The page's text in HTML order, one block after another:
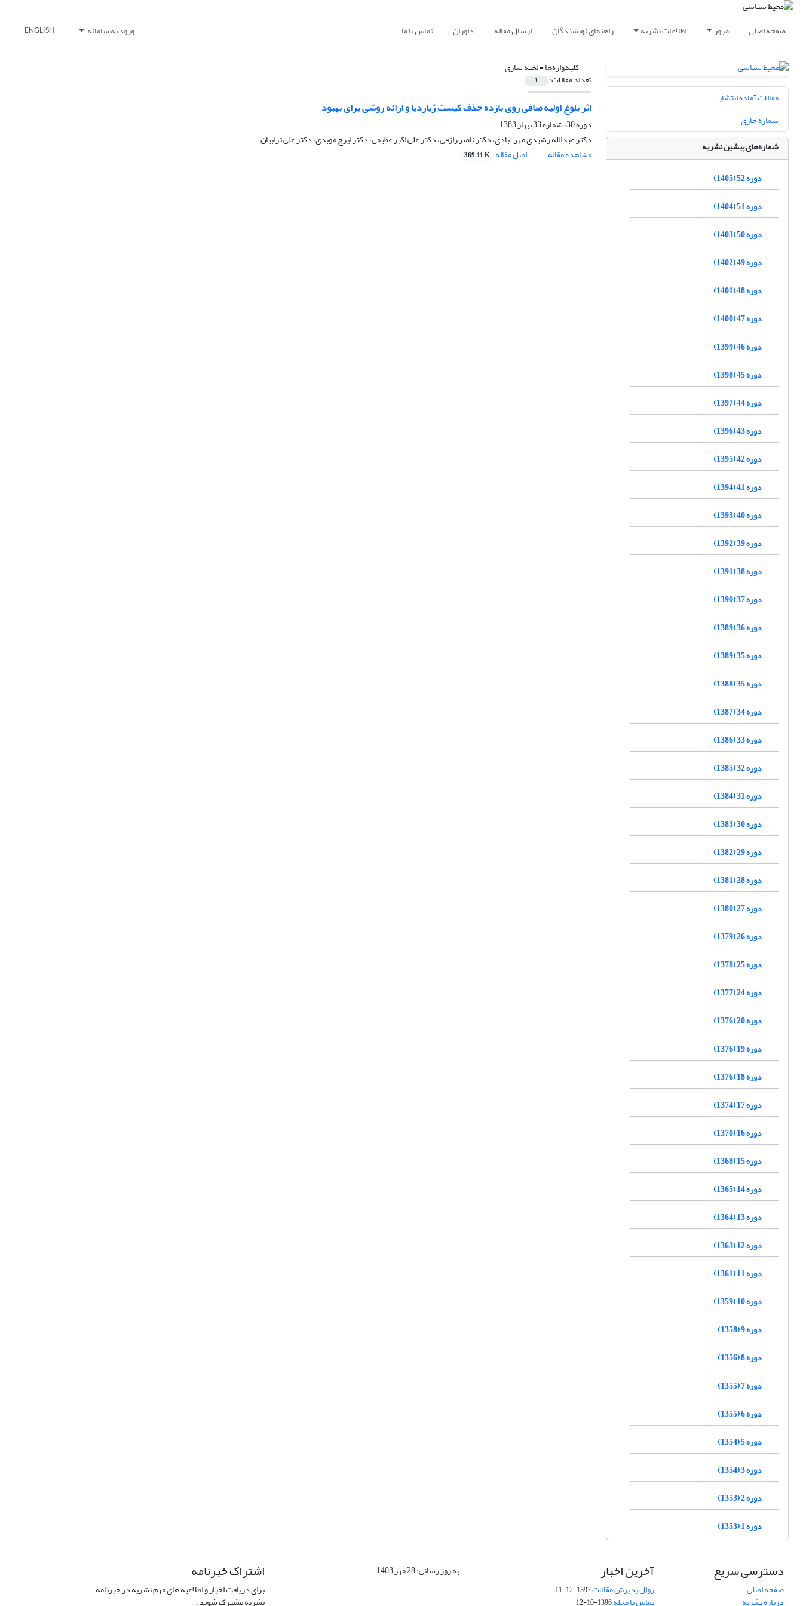
صفحه اصلی مرور اطلاعات نشریه راهنمای نویسندگان ارسال مقاله داوران تماس با ما ورود به سامانه ENGLISH
کلیدواژه‌ها =لخته سازی
تعداد مقالات: 1
اثر بلوغ اولیه صافی روی بازده حذف کیست ژیاردیا و ارائه روشی برای بهبود
دوره 30، شماره 33، بهار 1383
دکتر عبدالله رشیدی مهر آبادی، دکتر ناصر رازقی، دکتر علی اکبر عظیمی، دکتر ایرج موبدی، دکتر علی ترابیان
مشاهده مقاله
اصل مقاله 369.11 K
مقالات آماده انتشار
شماره جاری
شماره‌های پیشین نشریه
دوره 52 (1405)
دوره 51 (1404)
دوره 50 (1403)
دوره 49 (1402)
دوره 48 (1401)
دوره 47 (1400)
دوره 46 (1399)
دوره 45 (1398)
دوره 44 (1397)
دوره 43 (1396)
دوره 42 (1395)
دوره 41 (1394)
دوره 40 (1393)
دوره 39 (1392)
دوره 38 (1391)
دوره 37 (1390)
دوره 36 (1389)
دوره 35 (1389)
دوره 35 (1388)
دوره 34 (1387)
دوره 33 (1386)
دوره 32 (1385)
دوره 31 (1384)
دوره 30 (1383)
دوره 29 (1382)
دوره 28 (1381)
دوره 27 (1380)
دوره 26 (1379)
دوره 25 (1378)
دوره 24 (1377)
دوره 20 (1376)
دوره 19 (1376)
دوره 18 (1376)
دوره 17 (1374)
دوره 16 (1370)
دوره 15 (1368)
دوره 14 (1365)
دوره 13 (1364)
دوره 12 (1363)
دوره 11 (1361)
دوره 10 (1359)
دوره 9 (1358)
دوره 8 (1356)
دوره 7 (1355)
دوره 6 (1355)
دوره 5 (1354)
دوره 3 (1354)
دوره 2 (1353)
دوره 1 (1353)
دسترسی سریع
صفحه اصلی
درباره نشریه
آخرین اخبار
روال پذیرش مقالات1397-12-11
تماس با مجله1396-10-12
به روز رسانی: 28 مهر 1403 اشتراک خبرنامه
برای دریافت اخبار و اطلاعیه های مهم نشریه در خبرنامه
نشریه مشترک شوید.